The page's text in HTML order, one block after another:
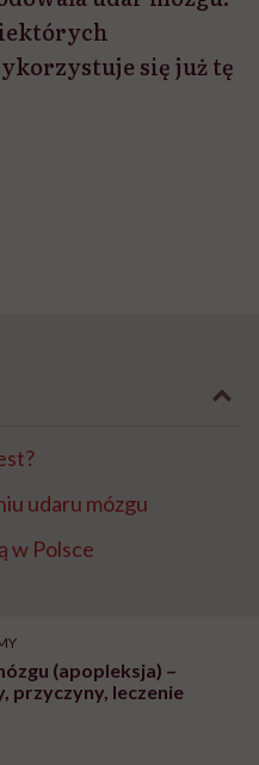
się już tę
udaru mózgu
w Polsce
(apopleksja) –
przyczyny, leczenie